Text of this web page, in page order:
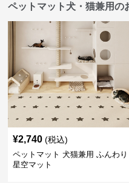
ペットマット犬・猫兼用の
¥2,740 (税込)
ペットマット 犬猫兼用 ふんわり
星空マット